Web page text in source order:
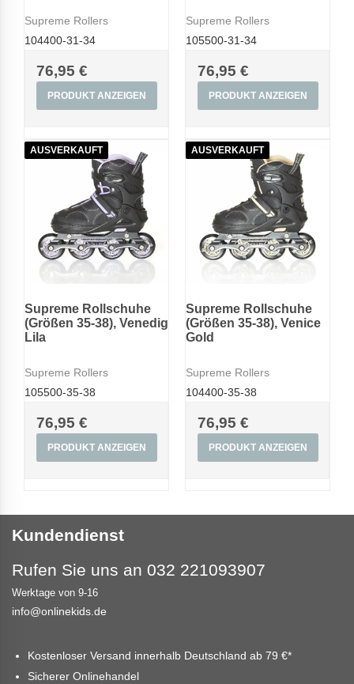
Supreme Rollers
104400-31-34
76,95 €
PRODUKT ANZEIGEN
Supreme Rollers
105500-31-34
76,95 €
PRODUKT ANZEIGEN
AUSVERKAUFT
Supreme Rollschuhe
(Größen 35-38), Venedig
Lila
Supreme Rollers
105500-35-38
76,95 €
PRODUKT ANZEIGEN
AUSVERKAUFT
Supreme Rollschuhe
(Größen 35-38), Venice
Gold
Supreme Rollers
104400-35-38
76,95 €
PRODUKT ANZEIGEN
Kundendienst
Rufen Sie uns an 032 221093907
Werktage von 9-16
info@onlinekids.de
Kostenloser Versand innerhalb Deutschland ab 79 €*
Sicherer Onlinehandel